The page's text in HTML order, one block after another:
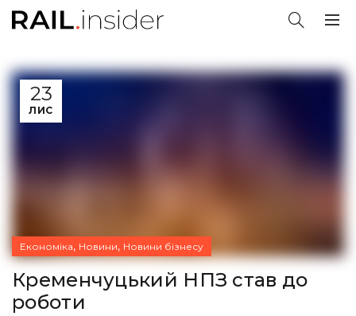
23
ЛИС
Економіка, Новини, Новини бізнесу
Кременчуцький НПЗ став до
роботи